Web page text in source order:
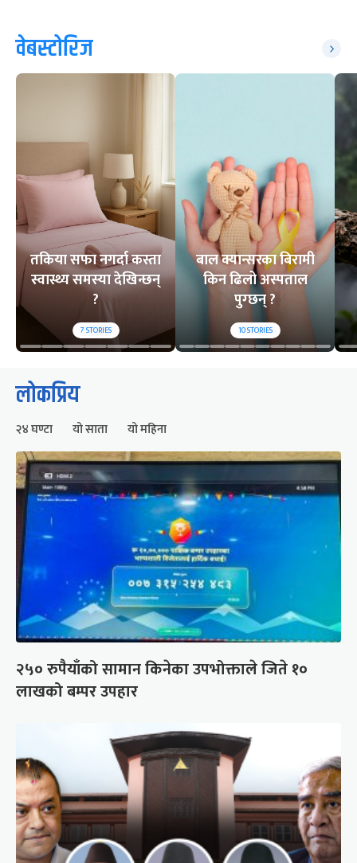
वेबस्टोरिज
तकिया सफा नगर्दा कस्ता
स्वास्थ्य समस्या देखिन्छन्
?
7STORIES
बाल क्यान्सरका बिरामी
किन ढिलो अस्पताल
पुग्छन् ?
10STORIES
लोकप्रिय
२४ घण्टा यो साता यो महिना
२५० रुपैयाँको सामान किनेका उपभोक्ताले जिते १०
लाखको बम्पर उपहार